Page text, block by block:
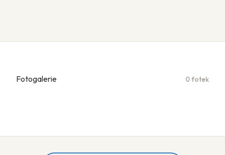
Fotogalerie 0 fotek